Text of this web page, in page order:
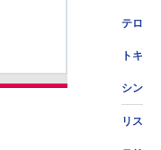
テロ
トキ
シン
リス